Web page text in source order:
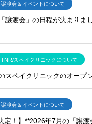
譲渡会＆イベントについて
譲渡会」の日程が決まりま
TNR/スペイクリニックについて
スペイクリニックのオープ
譲渡会＆イベントについて
定！】**2026年7月の「譲渡